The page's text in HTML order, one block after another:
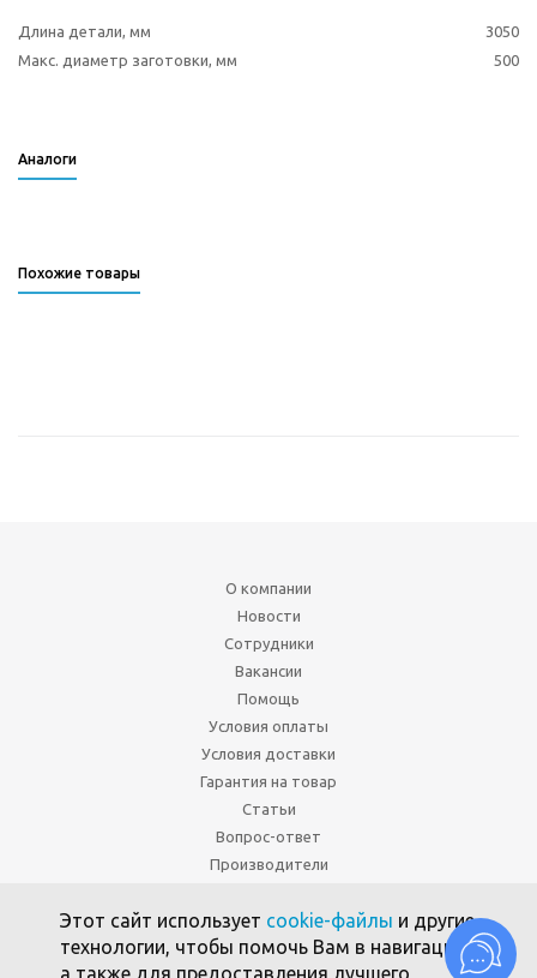
Длина детали, мм
3050
Макс. диаметр заготовки, мм
500
Аналоги
Похожие товары
О компании
Новости
Сотрудники
Вакансии
Помощь
Условия оплаты
Условия доставки
Гарантия на товар
Статьи
Вопрос-ответ
Производители
8-800-500-20-78
+7 (495) 646-17-49
Политика конфиденциальности
Этот сайт использует cookie-файлы и другие
технологии, чтобы помочь Вам в навигации,
а также для предоставления лучшего